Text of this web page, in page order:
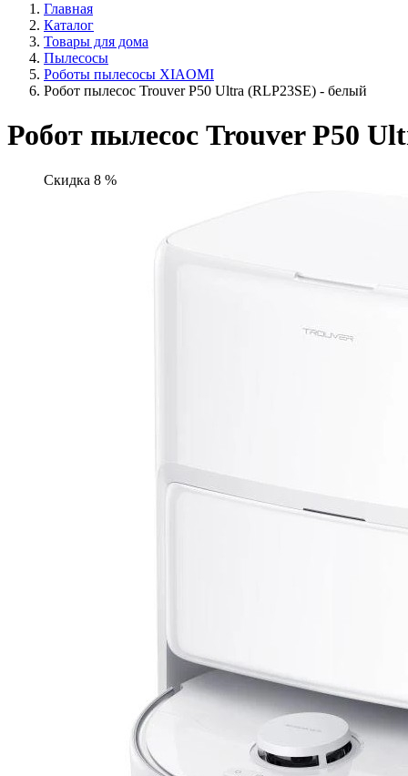
Главная
Каталог
Товары для дома
Пылесосы
Роботы пылесосы XIAOMI
Робот пылесос Trouver P50 Ultra (RLP23SE) - белый
Робот пылесос Trouver P50
Скидка 8 %